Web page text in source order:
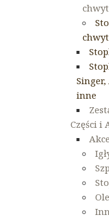
inne
Części i